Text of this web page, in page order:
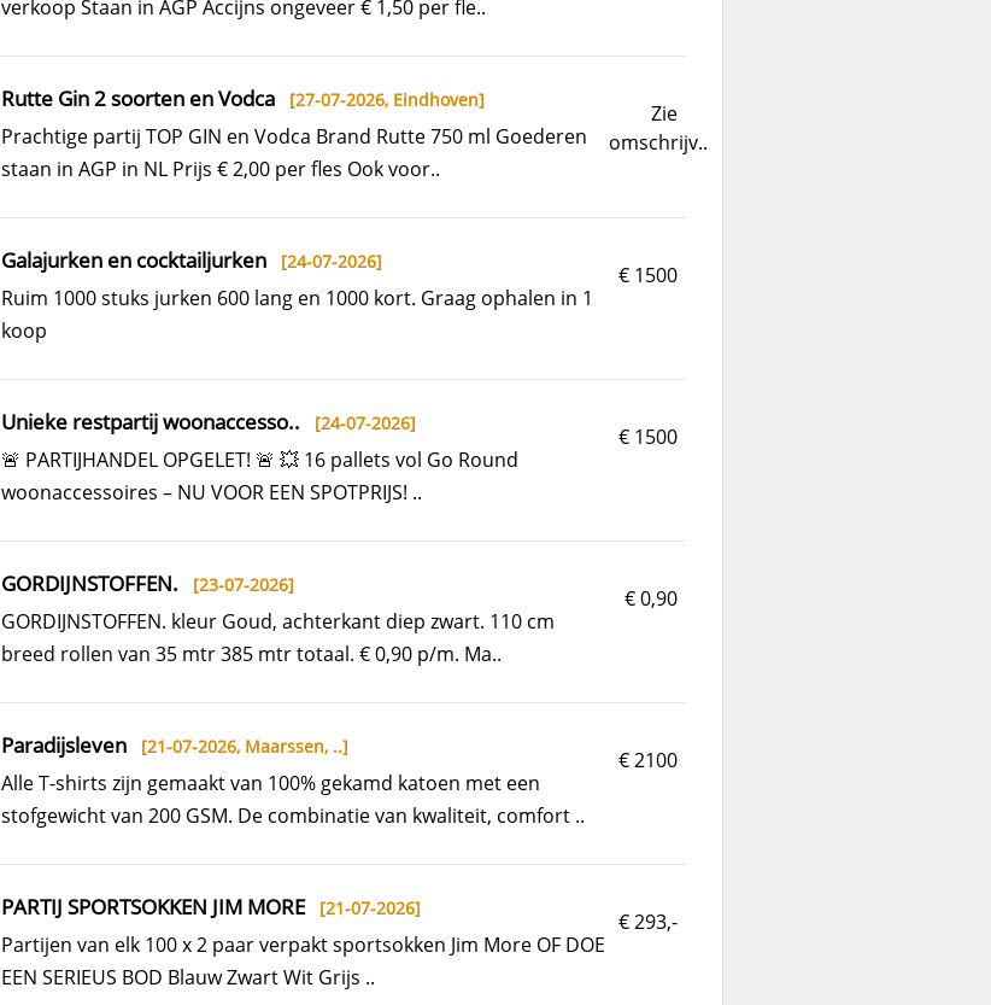
verkoop Staan in AGP Accijns ongeveer € 1,50 per fle..
Zie
omschrijv..
Rutte Gin 2 soorten en Vodca [27-07-2026, Eindhoven]
Prachtige partij TOP GIN en Vodca Brand Rutte 750 ml Goederen
staan in AGP in NL Prijs € 2,00 per fles Ook voor..
€ 1500
Galajurken en cocktailjurken [24-07-2026]
Ruim 1000 stuks jurken 600 lang en 1000 kort. Graag ophalen in 1
koop
€ 1500
Unieke restpartij woonaccesso.. [24-07-2026]
🚨 PARTIJHANDEL OPGELET! 🚨 💥 16 pallets vol Go Round
woonaccessoires – NU VOOR EEN SPOTPRIJS! ..
€ 0,90
GORDIJNSTOFFEN. [23-07-2026]
GORDIJNSTOFFEN. kleur Goud, achterkant diep zwart. 110 cm
breed rollen van 35 mtr 385 mtr totaal. € 0,90 p/m. Ma..
€ 2100
Paradijsleven [21-07-2026, Maarssen, ..]
Alle T-shirts zijn gemaakt van 100% gekamd katoen met een
stofgewicht van 200 GSM. De combinatie van kwaliteit, comfort ..
€ 293,-
PARTIJ SPORTSOKKEN JIM MORE[21-07-2026]
Partijen van elk 100 x 2 paar verpakt sportsokken Jim More OF DOE
EEN SERIEUS BOD Blauw Zwart Wit Grijs ..